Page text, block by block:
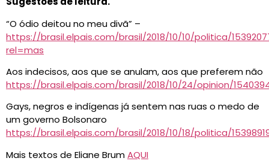
“O ódio deitou no meu divã” –
https://brasil.elpais.com/brasil/2018/10/10/politica/
rel=mas
Aos indecisos, aos que se anulam, aos que preferem não
https://brasil.elpais.com/brasil/2018/10/24/opinion/
Gays, negros e indígenas já sentem nas ruas o medo de
um governo Bolsonaro
https://brasil.elpais.com/brasil/2018/10/18/politica/
Mais textos de Eliane BrumAQUI